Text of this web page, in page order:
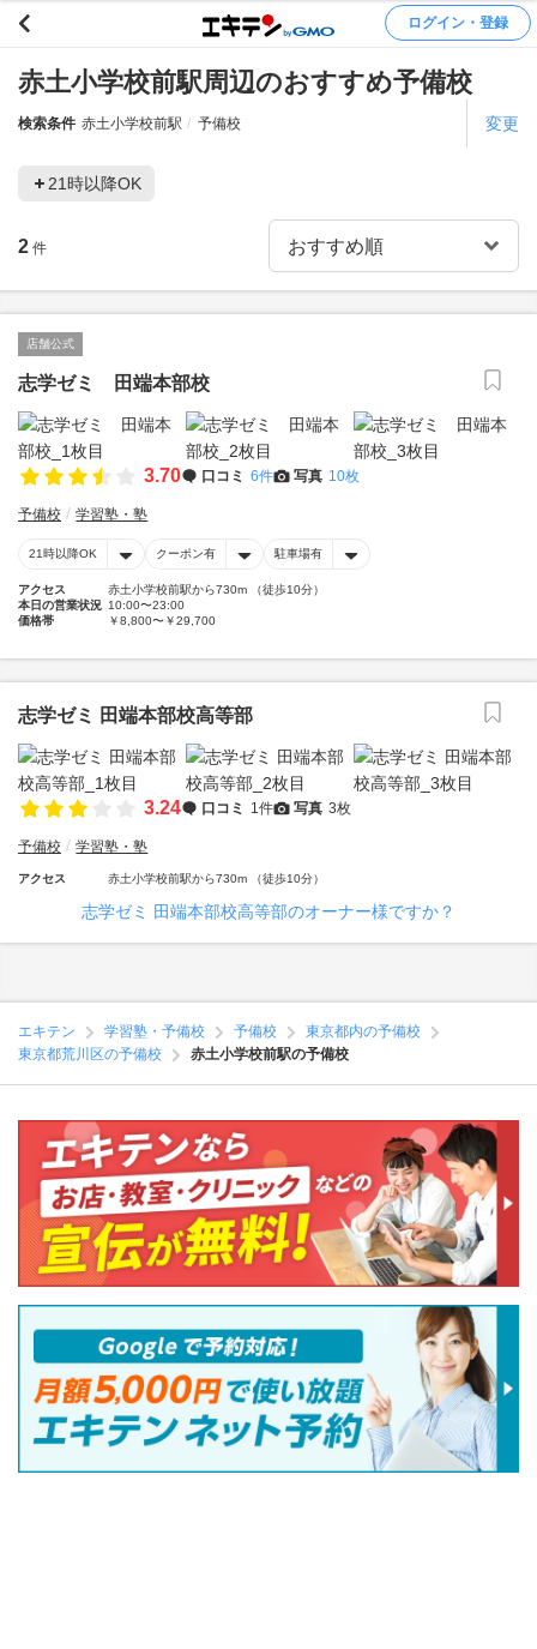
ログイン・登録
赤土小学校前駅周辺のおすすめ予備校
検索条件 赤土小学校前駅 予備校 変更
21時以降OK
2 件
店舗公式
志学ゼミ 田端本部校
3.70 口コミ 6件 写真 10枚
予備校 学習塾・塾
21時以降OK クーポン有 駐車場有
アクセス
赤土小学校前駅から730m （徒歩10分）
本日の営業状況 10:00〜23:00
価格帯
￥8,800〜￥29,700
志学ゼミ 田端本部校高等部
3.24 口コミ 1件 写真 3枚
予備校 学習塾・塾
アクセス 赤土小学校前駅から730m （徒歩10分）
志学ゼミ 田端本部校高等部のオーナー様ですか？
エキテン 学習塾・予備校 予備校
東京都内の予備校
東京都荒川区の予備校
赤土小学校前駅の予備校